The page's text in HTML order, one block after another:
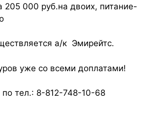
205 000 руб.на двоих, питание-
а/к Эмирейтс‎.
уже со всеми доплатами!
тел.: 8-812-748-10-68